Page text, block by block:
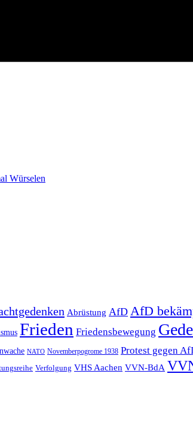
Würselen
Abrüstung AfD AfD
Frieden Friedensbewegung
NATO Novemberpogrome 1938 Protest gegen
Verfolgung VHS Aachen VVN-BdA